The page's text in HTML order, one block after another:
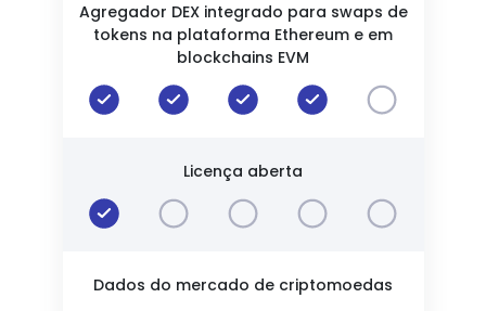
Agregador DEX integrado para swaps de
tokens na plataforma Ethereum e em
blockchains EVM
Licença aberta
Dados do mercado de criptomoedas